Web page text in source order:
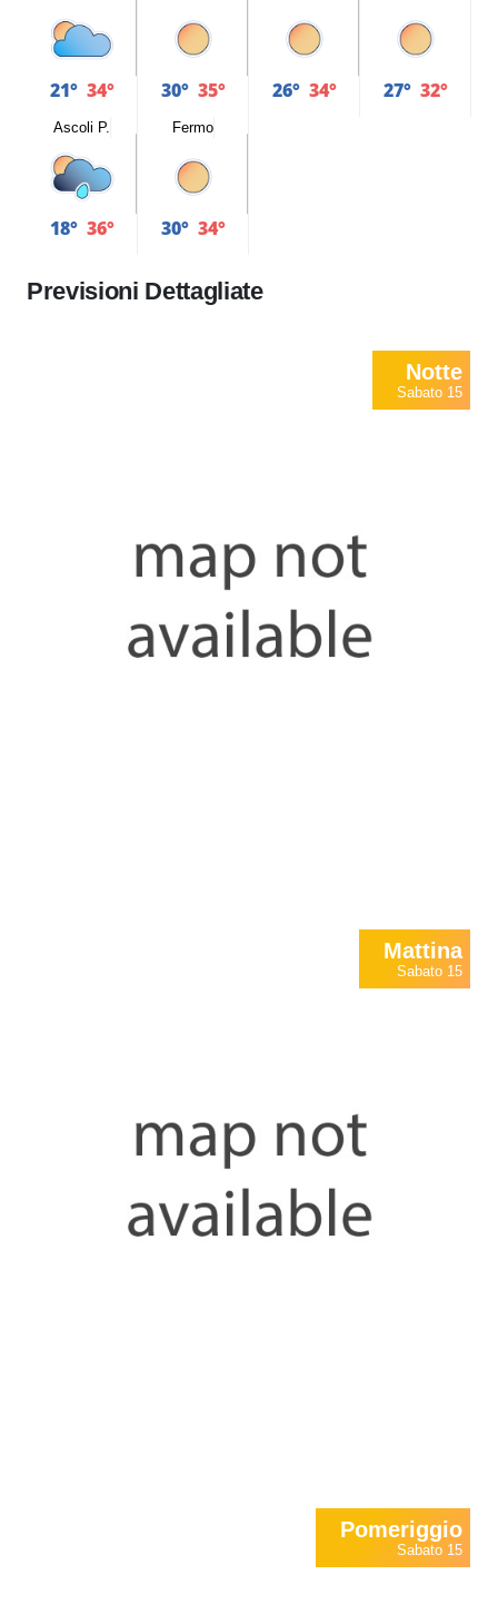
21° 34° 30° 35° 26° 34° 27° 32°
Ascoli P.
18° 36°
Fermo
30° 34°
Previsioni Dettagliate
Notte
Sabato 15
Mattina
Sabato 15
Pomeriggio
Sabato 15